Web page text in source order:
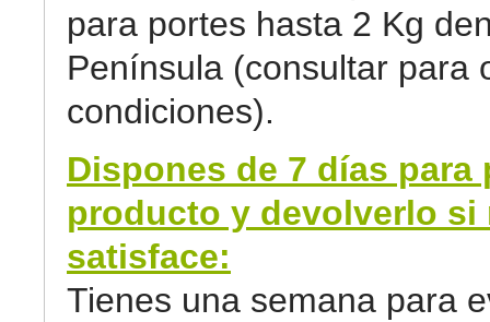
para portes hasta 2 Kg
Península (consultar para
condiciones).
Dispones de 7 días para
producto y devolverlo si
satisface:
Tienes una semana para